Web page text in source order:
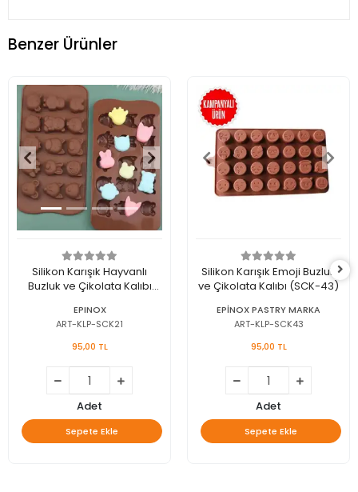
Benzer Ürünler
Silikon Karışık Hayvanlı
Buzluk ve Çikolata Kalıbı
EPINOX
ART-KLP-SCK21
95,00 TL
Adet
Sepete Ekle
Silikon Karışık Emoji Buzluk
ve Çikolata Kalıbı (SCK-43)
EPİNOX PASTRY MARKA
ART-KLP-SCK43
95,00 TL
Adet
Sepete Ekle